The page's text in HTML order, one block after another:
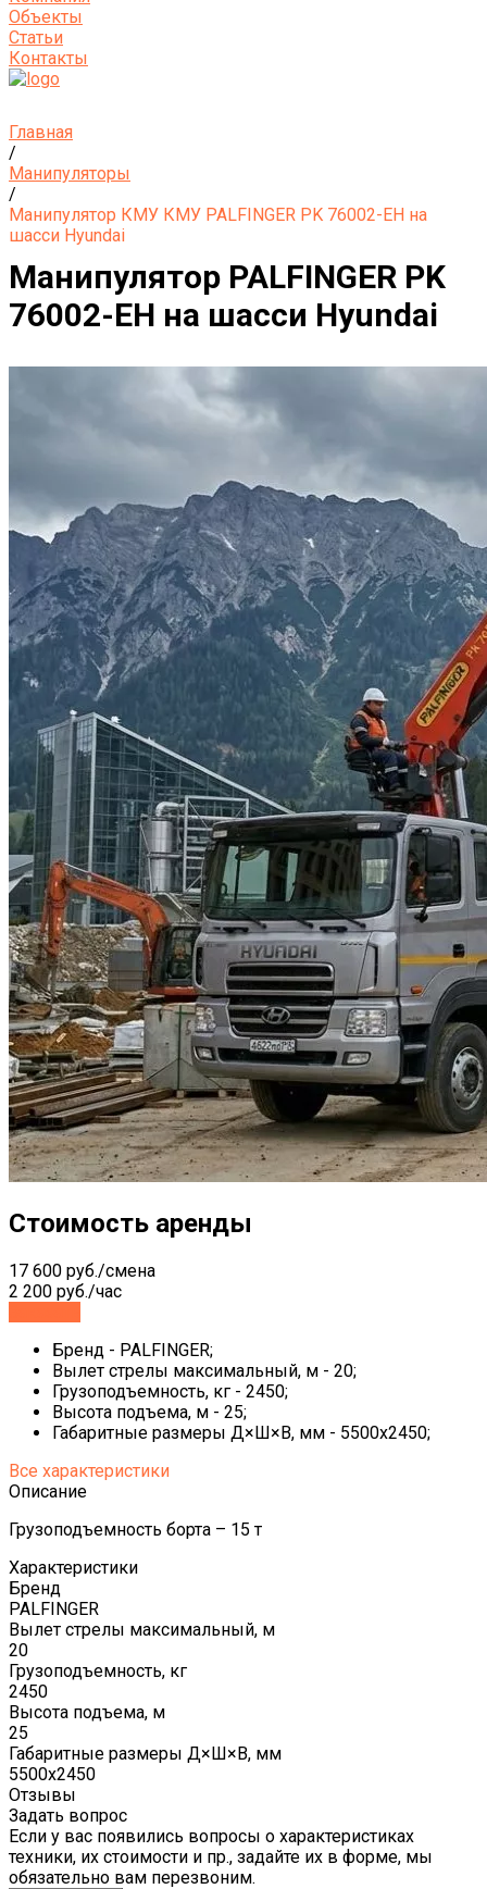
Объекты
Статьи
Контакты
Главная
/
Манипуляторы
/
Манипулятор КМУ КМУ PALFINGER PK 76002-EH на
шасси Hyundai
Манипулятор PALFINGER PK
76002-EH на шасси Hyundai
Стоимость аренды
17 600 руб./смена
2 200 руб./час
Бренд - PALFINGER;
Вылет стрелы максимальный, м - 20;
Грузоподъемность, кг - 2450;
Высота подъема, м - 25;
Габаритные размеры Д×Ш×В, мм - 5500х2450;
Все характеристики
Описание
Грузоподъемность борта – 15 т
Характеристики
Бренд
PALFINGER
Вылет стрелы максимальный, м
20
Грузоподъемность, кг
2450
Высота подъема, м
25
Габаритные размеры Д×Ш×В, мм
5500х2450
Отзывы
Задать вопрос
Если у вас появились вопросы о характеристиках
техники, их стоимости и пр., задайте их в форме, мы
обязательно вам перезвоним.